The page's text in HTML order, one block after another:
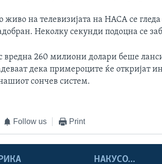
на телевизијата на НАСА се гледа
Неколку секунди подоцна се
вредна 260 милиони долари беше
дека примероците ќе откријат
сончев систем.
Follow us Print
НАКУСО...